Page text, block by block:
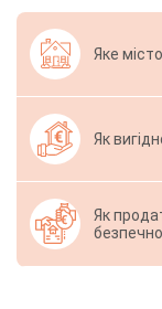
Яке
Як
Як